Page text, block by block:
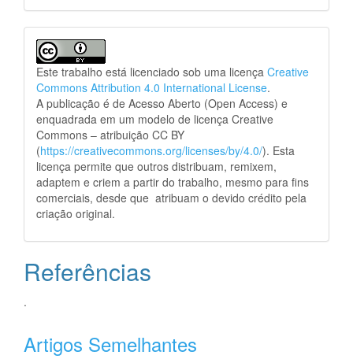
Este trabalho está licenciado sob uma licença Creative
Commons Attribution 4.0 International License.
A publicação é de Acesso Aberto (Open Access) e
enquadrada em um modelo de licença Creative
Commons – atribuição CC BY
(https://creativecommons.org/licenses/by/4.0/). Esta
licença permite que outros distribuam, remixem,
adaptem e criem a partir do trabalho, mesmo para fins
comerciais, desde que atribuam o devido crédito pela
criação original.
Referências
.
Artigos Semelhantes